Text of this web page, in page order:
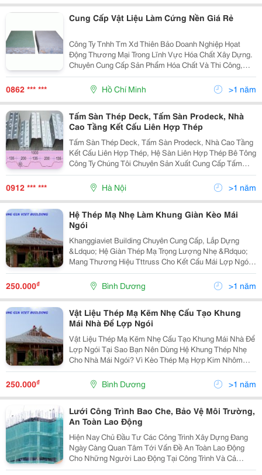
Cung Cấp Vật Liệu Làm Cứng Nền Giá Rẻ
Công Ty Tnhh Tm Xd Thiên Bảo Doanh Nghiệp Họat
Động Thương Mại Trong Lĩnh Vực Hóa Chất Xây Dựng.
Chuyên Cung Cấp Sản Phẩm Hóa Chất Và Thi Công,
Sửa Chữa Các Công Trình Công Nghiệp Và Dân Dụng,
Phục Vụ Cho Việc Nâng Cao Tuổi Thọ Công Trình Xây
0862 *** *** Hồ Chí Minh >1 năm
Tấm Sàn Thép Deck, Tấm Sàn Prodeck, Nhà
Cao Tầng Kết Cấu Liên Hợp Thép
Tấm Sàn Thép Deck, Tấm Sàn Prodeck, Nhà Cao Tầng
Kết Cấu Liên Hợp Thép, Hệ Sàn Liên Hợp Thép Bê Tông
Công Ty Chúng Tôi Chuyên Sản Xuất Cung Cấp Tấm
Sàn Deck Thép Đen Và Thép Mạ Kẽm. Tấm Sàn Thép
Là Một Phần Trong Cấu Tạo Của Sàn Liên Hợp Thép B
0912 *** *** Hà Nội >1 năm
Hệ Thép Mạ Nhẹ Làm Khung Giàn Kèo Mái
Ngói
Khanggiaviet Building Chuyên Cung Cấp, Lắp Dựng
&Ldquo; Hệ Giàn Thép Mạ Trọng Lượng Nhẹ &Rdquo;
Mang Thương Hiệu Tttruss Cho Kết Cấu Mái Lợp Ngói,
Lợp Tôn, Hệ Kèo 2 Lớp, 3 Lớp Và Đặc Biệt Giải Pháp
Mới Cho Kết Cấu Mái Bêtông Sử Dụng Lớp C Và Mè
250.000₫ Bình Dương >1 năm
Vật Liệu Thép Mạ Kẽm Nhẹ Cấu Tạo Khung
Mái Nhà Để Lợp Ngói
Vật Liệu Thép Mạ Kẽm Nhẹ Cấu Tạo Khung Mái Nhà Để
Lợp Ngói Tại Sao Bạn Nên Dùng Hệ Khung Thép Nhẹ
Cho Nhà Mái Ngói? Vì Kèo Thép Mạ Hợp Kim Nhôm
Kẽm Tttruss Được Thiết Kế Tự Động Bằng Phần Mềm
Độc Quyền Chuyên Nghiệp Của Khang Gia Viet
Building. Vi
250.000₫ Bình Dương >1 năm
Lưới Công Trình Bao Che, Bảo Vệ Môi Trường,
An Toàn Lao Động
Hiện Nay Chủ Đầu Tư Các Công Trình Xây Dựng Đang
Ngày Càng Quan Tâm Tới Vấn Đề An Toàn Lao Động
Cho Những Người Lao Động Tại Công Trình Và Cả
Những Người Dân, Người Đi Đường Qua Lại Xung